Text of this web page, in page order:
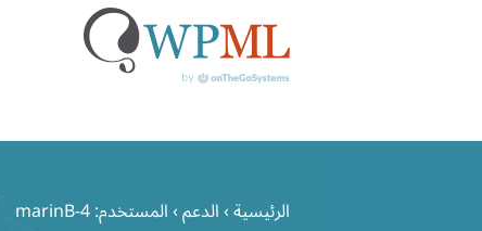
الرئيسية›الدعم›المستخدم: marinB-4